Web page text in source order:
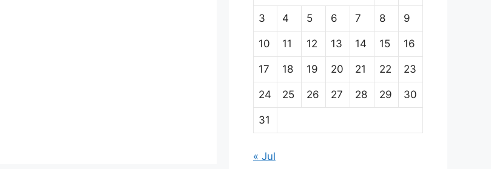
3 4 5 6 7 8 9
10 11 12 13 14 15 16
17 18 19 20 21 22 23
24 25 26 27 28 29 30
31
« Jul